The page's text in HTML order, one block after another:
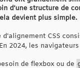
d’une structure de
devient plus simple.
CSS
2024, les
de flexbox ou de